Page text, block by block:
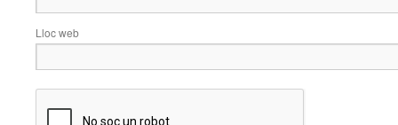
Lloc web